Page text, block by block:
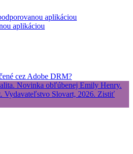
aplikáciou
aplikáciou
cez Adobe DRM?